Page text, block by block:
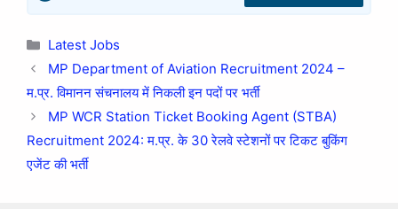
Latest Jobs
MP Department of Aviation Recruitment 2024 –
म.प्र. विमानन संचनालय में निकली इन पदों पर भर्ती
MP WCR Station Ticket Booking Agent (STBA)
Recruitment 2024: म.प्र. के 30 रेलवे स्टेशनों पर टिकट बुकिंग
एजेंट की भर्ती